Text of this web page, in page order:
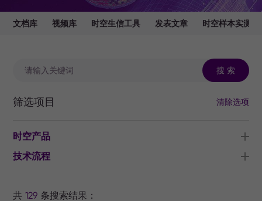
文档库 视频库 时空生信工具 发表文章 时空样本实测数
搜 索
筛选项目 清除选项
时空产品
技术流程
共 129 条搜索结果：